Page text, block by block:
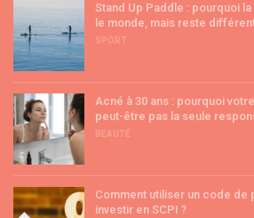
Stand Up Paddle : pourquoi
le monde, mais reste
SPORT
Acné à 30 ans : pourquoi
peut-être pas la seule
BEAUTÉ
Comment utiliser un code de
investir en SCPI ?